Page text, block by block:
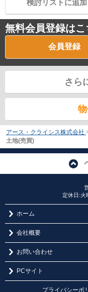
検討リストに追加
無料会員登録はこ
会員登録
さら
アース・クライシス株式会社
土地(売買)
定休日:
ホーム
会社概要
お問い合わせ
PCサイト
プライバシーポ